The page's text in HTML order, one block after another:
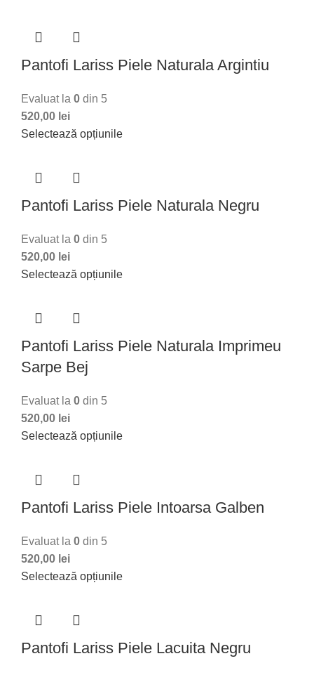
Pantofi Lariss Piele Naturala Argintiu
Evaluat la 0 din 5
520,00 lei
Selectează opțiunile
Pantofi Lariss Piele Naturala Negru
Evaluat la 0 din 5
520,00 lei
Selectează opțiunile
Pantofi Lariss Piele Naturala Imprimeu
Sarpe Bej
Evaluat la 0 din 5
520,00 lei
Selectează opțiunile
Pantofi Lariss Piele Intoarsa Galben
Evaluat la 0 din 5
520,00 lei
Selectează opțiunile
Pantofi Lariss Piele Lacuita Negru